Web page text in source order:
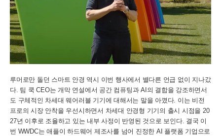
루머로만 돌던 스마트 안경 역시 이번 행사에서 별다른 언급 없이 지나갔
다. 팀 쿡 CEO는 개막 연설에서 공간 컴퓨팅과 AI의 결합을 강조하면서
도 구체적인 차세대 웨어러블 기기에 대해서는 말을 아꼈다. 이는 비전
프로의 시장 안착을 우선시하면서 차세대 안경형 기기의 출시 시점을 20
27년 이후로 조율하고 있는 내부 사정이 반영된 것으로 보인다. 결국 이
번 WWDC는 애플이 하드웨어 제조사를 넘어 진정한 AI 플랫폼 기업으로